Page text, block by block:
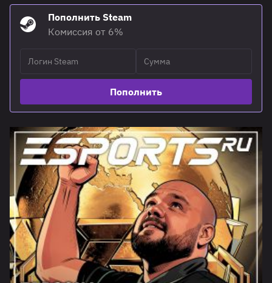
Пополнить Steam
Комиссия от 6%
Пополнить